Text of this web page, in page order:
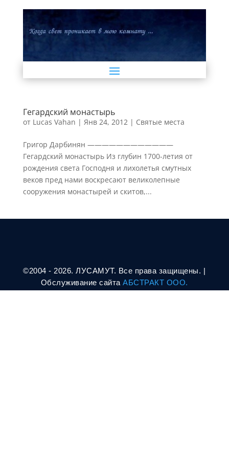
Гегардский монастырь
от Lucas Vahan | Янв 24, 2012| Святые места
Григор Дарбинян ————————————
Гегардский монастырь Из глубин 1700-летия от
рождения света Господня и лихолетья смутных
веков пред нами воскресают великолепные
сооружения монастырей и скитов,...
©2004 - 2026. ЛУСАМУТ. Все права защищены. |
Oбслуживание сайтаАБСТРАКТ ООО.